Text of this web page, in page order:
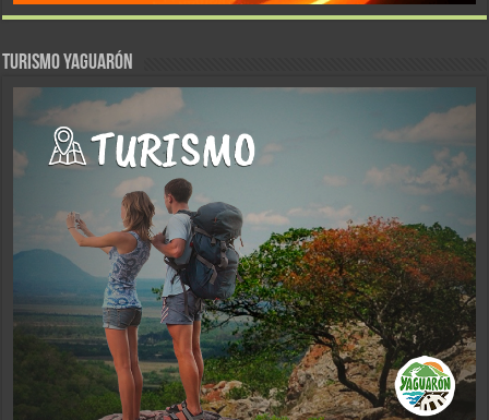
TURISMO YAGUARÓN